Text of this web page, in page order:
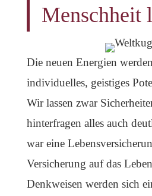
Menschheit
Die neuen Energien
individuelles, geistiges
Wir lassen zwar
hinterfragen alles auch
war eine
Versicherung auf das
Denkweisen werden sich